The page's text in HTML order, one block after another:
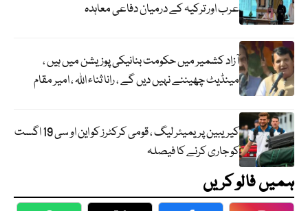
عرب اور ترکیہ کے درمیان دفاعی معاہدہ
آزاد کشمیر میں حکومت بنانیکی پوزیشن میں ہیں ،
مینڈیٹ چھیننے نہیں دیں گے ، رانا ثناء اللہ ، امیر مقام
کیریبین پریمیئر لیگ ، قومی کرکٹرز کو این او سی 19 اگست
کو جاری کرنے کا فیصلہ
ہمیں فالو کریں